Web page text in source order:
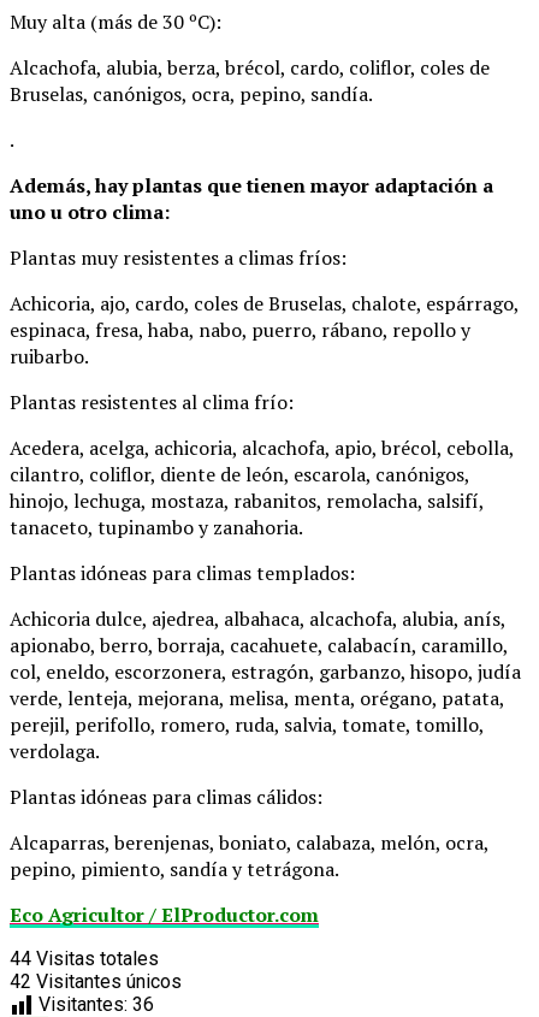
Muy alta (más de 30 ºC):
Alcachofa, alubia, berza, brécol, cardo, coliflor, coles de
Bruselas, canónigos, ocra, pepino, sandía.
.
Además, hay plantas que tienen mayor adaptación a
uno u otro clima:
Plantas muy resistentes a climas fríos:
Achicoria, ajo, cardo, coles de Bruselas, chalote, espárrago,
espinaca, fresa, haba, nabo, puerro, rábano, repollo y
ruibarbo.
Plantas resistentes al clima frío:
Acedera, acelga, achicoria, alcachofa, apio, brécol, cebolla,
cilantro, coliflor, diente de león, escarola, canónigos,
hinojo, lechuga, mostaza, rabanitos, remolacha, salsifí,
tanaceto, tupinambo y zanahoria.
Plantas idóneas para climas templados:
Achicoria dulce, ajedrea, albahaca, alcachofa, alubia, anís,
apionabo, berro, borraja, cacahuete, calabacín, caramillo,
col, eneldo, escorzonera, estragón, garbanzo, hisopo, judía
verde, lenteja, mejorana, melisa, menta, orégano, patata,
perejil, perifollo, romero, ruda, salvia, tomate, tomillo,
verdolaga.
Plantas idóneas para climas cálidos:
Alcaparras, berenjenas, boniato, calabaza, melón, ocra,
pepino, pimiento, sandía y tetrágona.
Eco Agricultor / ElProductor.com
44 Visitas totales
42 Visitantes únicos
Visitantes: 36